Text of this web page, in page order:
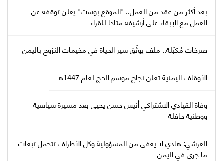
بعد أكثر من عقد من العمل.. "الموقع بوست" يعلن توقفه عن
العمل مع الإبقاء على أرشيفه متاحا للقراء
صرخات مُكبّلة.. ملف يوثّق سير الحياة في مخيمات النزوح باليمن
الأوقاف اليمنية تعلن نجاح موسم الحج لعام 1447هـ
وفاة القيادي الاشتراكي أنيس حسن يحيى بعد مسيرة سياسية
ووطنية حافلة
العرشي: هادي لا يعفى من المسؤولية وكل الأطراف تتحمل تبعات
ما جرى في اليمن